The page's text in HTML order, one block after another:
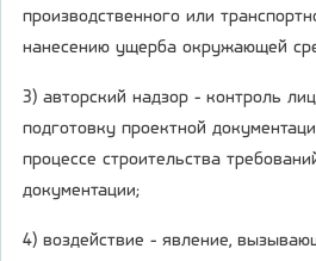
производственного или
нанесению ущерба окружающей
3) авторский надзор - контроль
подготовку проектной
процессе строительства
документации;
4) воздействие - явление,